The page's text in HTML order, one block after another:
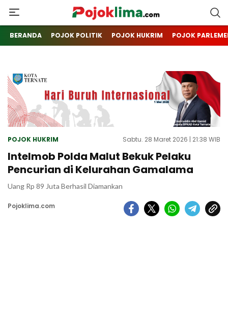
pojoklima.com
Mojokin
BERANDA POJOK POLITIK POJOK HUKRIM POJOK
POJOK HUKRIM Sabtu. 28 Maret 2026 | 21:38 WIB
Intelmob Polda Malut Bekuk Pelaku
Pencurian di Kelurahan Gamalama
Uang Rp 89 Juta Berhasil Diamankan
Pojoklima.com